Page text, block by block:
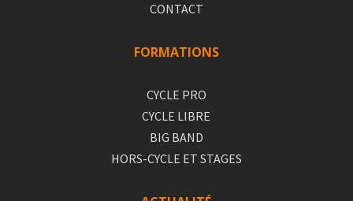
CONTACT
FORMATIONS
CYCLE PRO
CYCLE LIBRE
BIG BAND
HORS-CYCLE ET STAGES